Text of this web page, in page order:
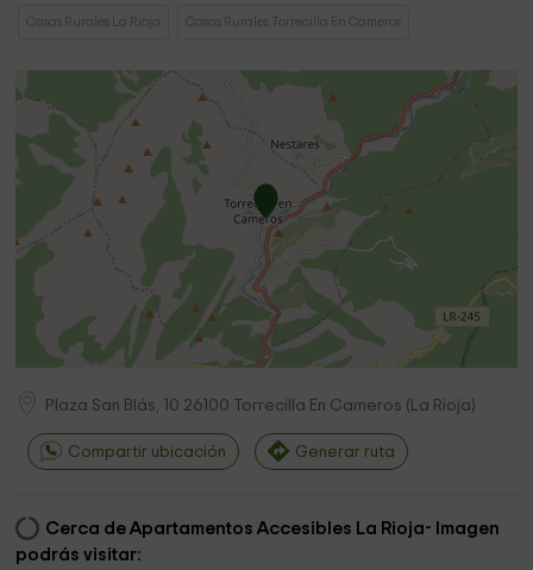
Casas Rurales La Rioja Casas Rurales Torrecilla En Cameros
Plaza San Blás, 10 26100 Torrecilla En Cameros ( La Rioja)
Compartir ubicación Generar ruta
Cerca de Apartamentos Accesibles La Rioja- Imagen
podrás visitar: